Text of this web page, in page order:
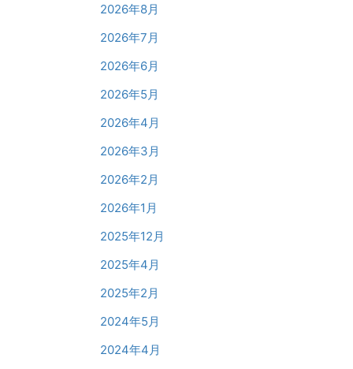
2026年8月
2026年7月
2026年6月
2026年5月
2026年4月
2026年3月
2026年2月
2026年1月
2025年12月
2025年4月
2025年2月
2024年5月
2024年4月